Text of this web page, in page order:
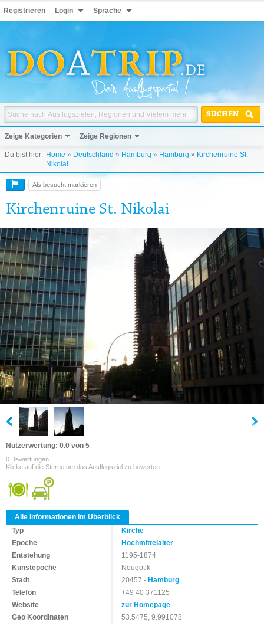
Registrieren Login Sprache
SUCHEN
Zeige Kategorien Zeige Regionen
Du bist hier: Home » Deutschland » Hamburg » Hamburg » Kirchenruine St.
Nikolai
Als besucht markieren
Kirchenruine St. Nikolai
Nutzerwertung: 0.0 von 5
0 Bewertungen
Klicke auf die Sterne um das Ausflugsziel zu bewerten
Alle Informationen im Überblick
Typ
Kirche
Epoche
Hochmittelalter
Entstehung
1195-1874
Kunstepoche
Neugotik
Stadt
20457 -Hamburg
Telefon
+49 40 371125
Website
zur Homepage
Geo Koordinaten
53.5475, 9.991078